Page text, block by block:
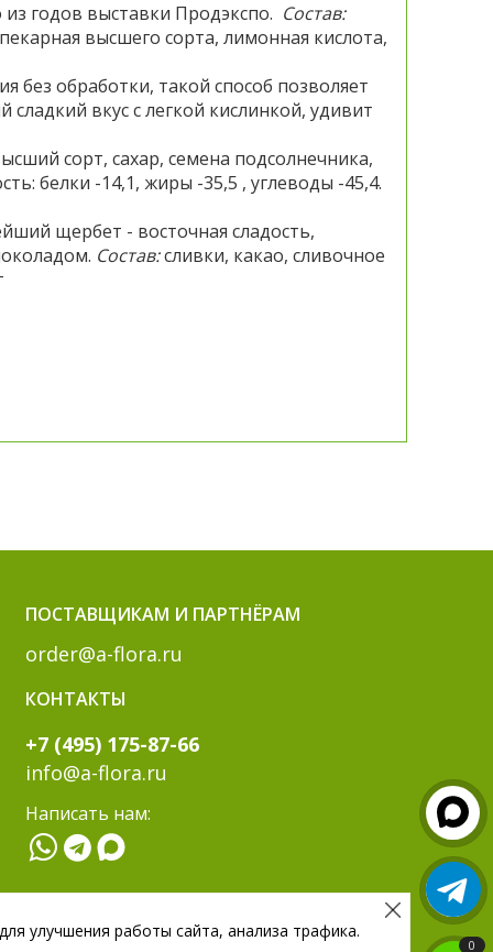
годов выставки Продэкспо. Состав:
высшего сорта, лимонная кислота,
без обработки, такой способ позволяет
вкус с легкой кислинкой, удивит
сорт, сахар, семена подсолнечника,
белки -14,1, жиры -35,5 , углеводы -45,4.
щербет - восточная сладость,
Состав:сливки, какао, сливочное
ПОСТАВЩИКАМ И ПАРТНЁРАМ
order@a-flora.ru
КОНТАКТЫ
+7 (495) 175-87-66
info@a-flora.ru
Написать нам:
0
улучшения работы сайта, анализа трафика.